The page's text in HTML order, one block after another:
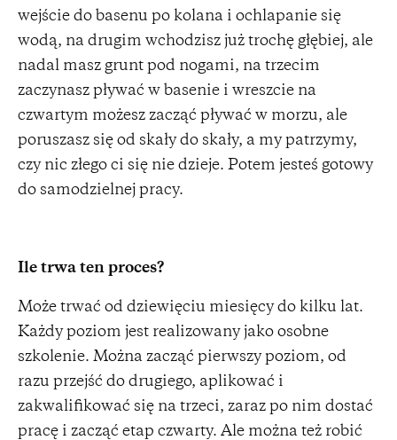
wejście do basenu po kolana i ochlapanie się
wodą, na drugim wchodzisz już trochę głębiej, ale
nadal masz grunt pod nogami, na trzecim
zaczynasz pływać w basenie i wreszcie na
czwartym możesz zacząć pływać w morzu, ale
poruszasz się od skały do skały, a my patrzymy,
czy nic złego ci się nie dzieje. Potem jesteś gotowy
do samodzielnej pracy.
Ile trwa ten proces?
Może trwać od dziewięciu miesięcy do kilku lat.
Każdy poziom jest realizowany jako osobne
szkolenie. Można zacząć pierwszy poziom, od
razu przejść do drugiego, aplikować i
zakwalifikować się na trzeci, zaraz po nim dostać
pracę i zacząć etap czwarty. Ale można też robić